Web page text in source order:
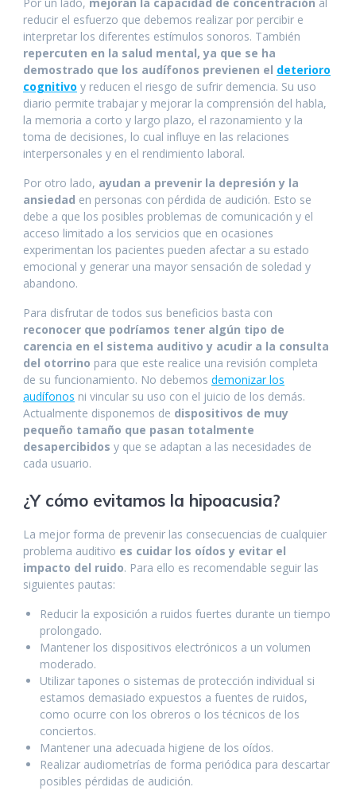
reducir el esfuerzo que debemos realizar por percibir e
interpretar los diferentes estímulos sonoros. También
repercuten en la salud mental, ya que se ha
demostrado que los audífonos previenen el deterioro
cognitivo y reducen el riesgo de sufrir demencia. Su uso
diario permite trabajar y mejorar la comprensión del habla,
la memoria a corto y largo plazo, el razonamiento y la
toma de decisiones, lo cual influye en las relaciones
interpersonales y en el rendimiento laboral.
Por otro lado, ayudan a prevenir la depresión y la
ansiedad en personas con pérdida de audición. Esto se
debe a que los posibles problemas de comunicación y el
acceso limitado a los servicios que en ocasiones
experimentan los pacientes pueden afectar a su estado
emocional y generar una mayor sensación de soledad y
abandono.
Para disfrutar de todos sus beneficios basta con
reconocer que podríamos tener algún tipo de
carencia en el sistema auditivo y acudir a la consulta
del otorrino para que este realice una revisión completa
de su funcionamiento. No debemos demonizar los
audífonos ni vincular su uso con el juicio de los demás.
Actualmente disponemos de dispositivos de muy
pequeño tamaño que pasan totalmente
desapercibidos y que se adaptan a las necesidades de
cada usuario.
¿Y cómo evitamos la hipoacusia?
La mejor forma de prevenir las consecuencias de cualquier
problema auditivo es cuidar los oídos y evitar el
impacto del ruido. Para ello es recomendable seguir las
siguientes pautas:
Reducir la exposición a ruidos fuertes durante un tiempo
prolongado.
Mantener los dispositivos electrónicos a un volumen
moderado.
Utilizar tapones o sistemas de protección individual si
estamos demasiado expuestos a fuentes de ruidos,
como ocurre con los obreros o los técnicos de los
conciertos.
Mantener una adecuada higiene de los oídos.
Realizar audiometrías de forma periódica para descartar
posibles pérdidas de audición.